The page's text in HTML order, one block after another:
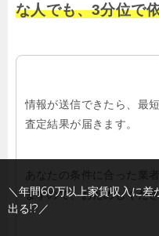
な人でも、3分位で
情報が送信できたら、最
査定結果が届きます。
あなたの条件に合った業
ますので、おためしくだ
＼年間60万以上家賃収入に差
出る!?／